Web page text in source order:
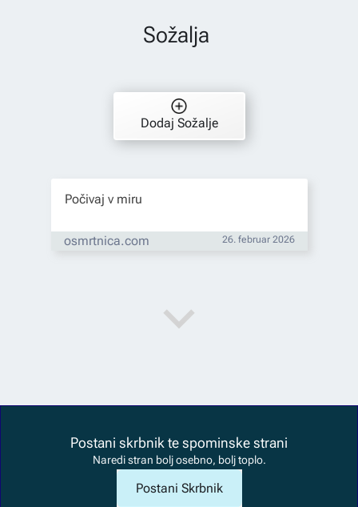
Sožalja
Dodaj Sožalje
Počivaj v miru
osmrtnica.com 26. februar 2026
Postani skrbnik te spominske strani
Naredi stran bolj osebno, bolj toplo.
Postani Skrbnik